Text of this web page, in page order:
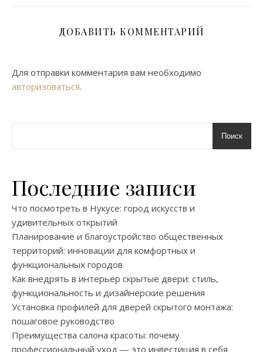
ДОБАВИТЬ КОММЕНТАРИЙ
Для отправки комментария вам необходимо
авторизоваться.
Поиск
Последние записи
Что посмотреть в Нукусе: город искусств и
удивительных открытий
Планирование и благоустройство общественных
территорий: инновации для комфортных и
функциональных городов
Как внедрять в интерьер скрытые двери: стиль,
функциональность и дизайнерские решения
Установка профилей для дверей скрытого монтажа:
пошаговое руководство
Преимущества салона красоты: почему
профессиональный уход — это инвестиция в себя